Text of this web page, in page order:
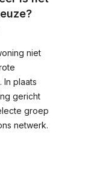
niet
In plaats
gericht
groep
netwerk.